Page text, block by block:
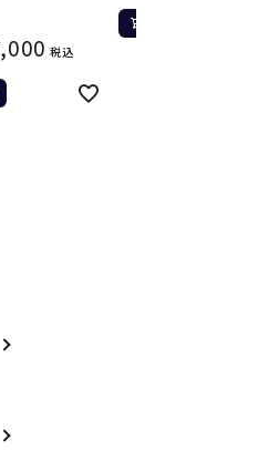
税込